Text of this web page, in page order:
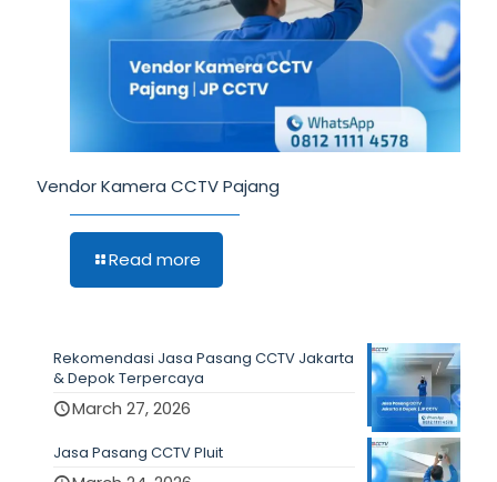
Vendor Kamera CCTV Pajang
Read more
Rekomendasi Jasa Pasang CCTV Jakarta
& Depok Terpercaya
March 27, 2026
Jasa Pasang CCTV Pluit